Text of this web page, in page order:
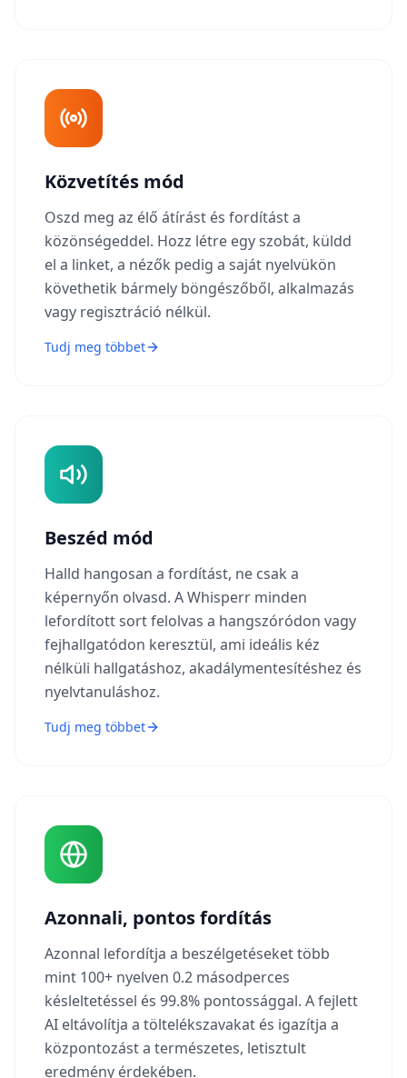
Közvetítés mód
Oszd meg az élő átírást és fordítást a
közönségeddel. Hozz létre egy szobát, küldd
el a linket, a nézők pedig a saját nyelvükön
követhetik bármely böngészőből, alkalmazás
vagy regisztráció nélkül.
Tudj meg többet
Beszéd mód
Halld hangosan a fordítást, ne csak a
képernyőn olvasd. A Whisperr minden
lefordított sort felolvas a hangszóródon vagy
fejhallgatódon keresztül, ami ideális kéz
nélküli hallgatáshoz, akadálymentesítéshez és
nyelvtanuláshoz.
Tudj meg többet
Azonnali, pontos fordítás
Azonnal lefordítja a beszélgetéseket több
mint 100+ nyelven 0.2 másodperces
késleltetéssel és 99.8% pontossággal. A fejlett
AI eltávolítja a töltelékszavakat és igazítja a
központozást a természetes, letisztult
eredmény érdekében.